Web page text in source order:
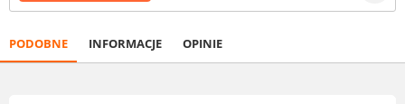
PODOBNE INFORMACJE OPINIE